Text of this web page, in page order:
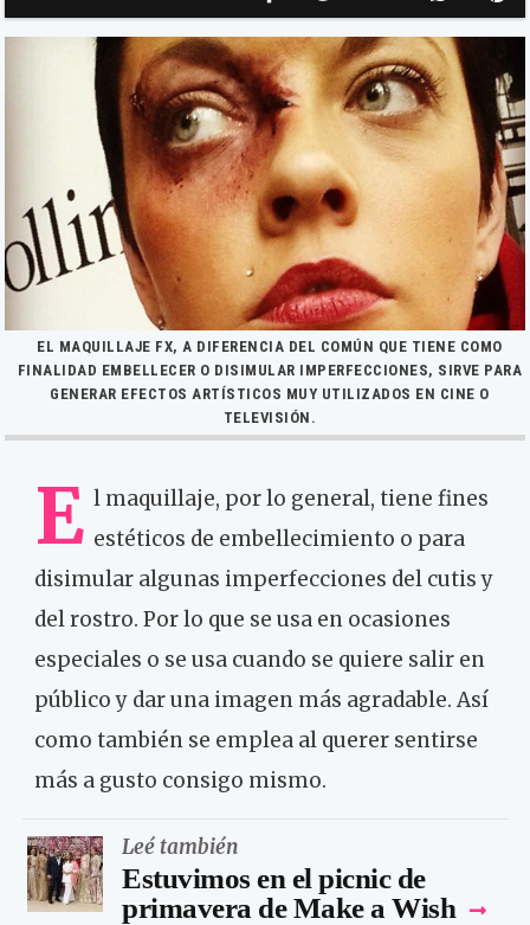
EL MAQUILLAJE FX, A DIFERENCIA DEL COMÚN QUE TIENE COMO
FINALIDAD EMBELLECER O DISIMULAR IMPERFECCIONES, SIRVE PARA
GENERAR EFECTOS ARTÍSTICOS MUY UTILIZADOS EN CINE O
TELEVISIÓN.
E l maquillaje, por lo general, tiene fines
estéticos de embellecimiento o para
disimular algunas imperfecciones del cutis y
del rostro. Por lo que se usa en ocasiones
especiales o se usa cuando se quiere salir en
público y dar una imagen más agradable. Así
como también se emplea al querer sentirse
más a gusto consigo mismo.
Leé también
Estuvimos en el picnic de
primavera de Make a Wish